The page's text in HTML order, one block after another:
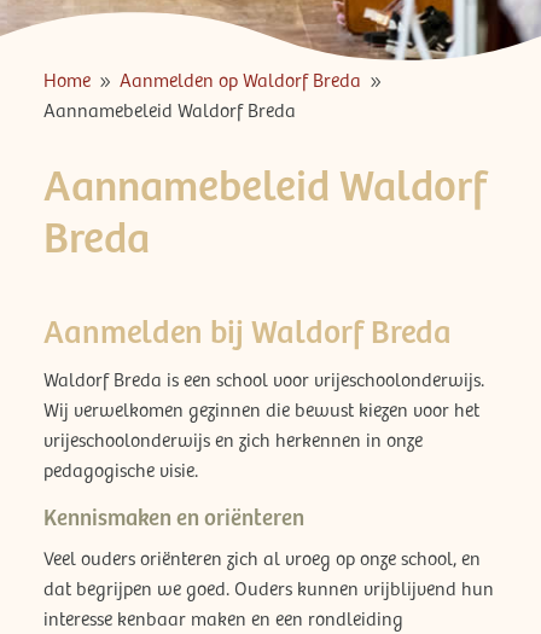
Home 9 Aanmelden op Waldorf Breda 9
Aannamebeleid Waldorf Breda
Aannamebeleid Waldorf
Breda
Aanmelden bij Waldorf Breda
Waldorf Breda is een school voor vrijeschoolonderwijs.
Wij verwelkomen gezinnen die bewust kiezen voor het
vrijeschoolonderwijs en zich herkennen in onze
pedagogische visie.
Kennismaken en oriënteren
Veel ouders oriënteren zich al vroeg op onze school, en
dat begrijpen we goed. Ouders kunnen vrijblijvend hun
interesse kenbaar maken en een rondleiding